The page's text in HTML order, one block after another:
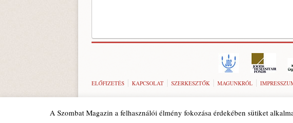
ELŐFIZETÉS KAPCSOLAT SZERKESZTŐK MAGUNKRÓL
© 1989-
A Szombat Magazin a felhasználói élmény fokozása érdekében sütiket